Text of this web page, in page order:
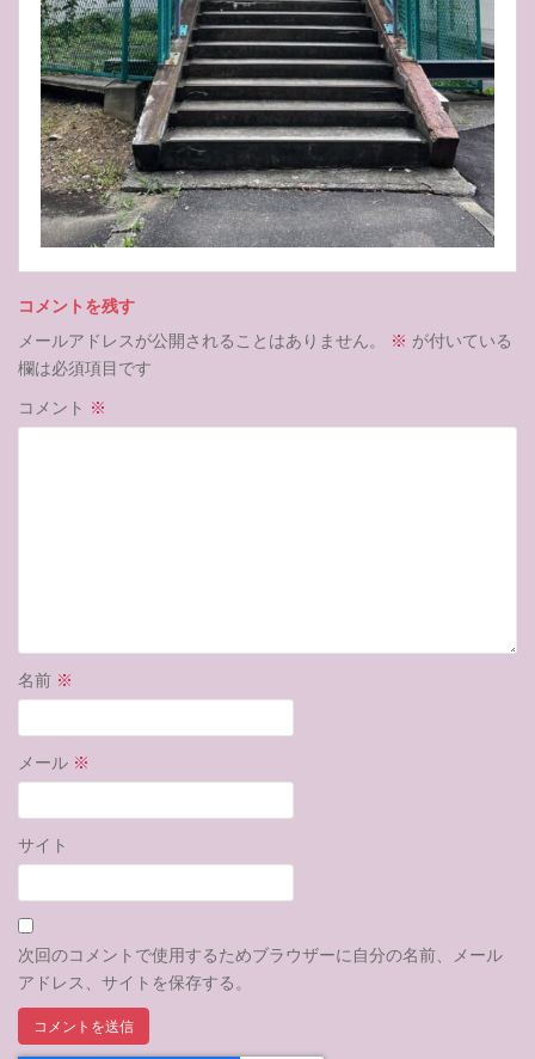
コメントを残す
メールアドレスが公開されることはありません。
※ が付いている
欄は必須項目です
コメント ※
名前 ※
メール ※
サイト
次回のコメントで使用するためブラウザーに自分の名前、メール
アドレス、サイトを保存する。